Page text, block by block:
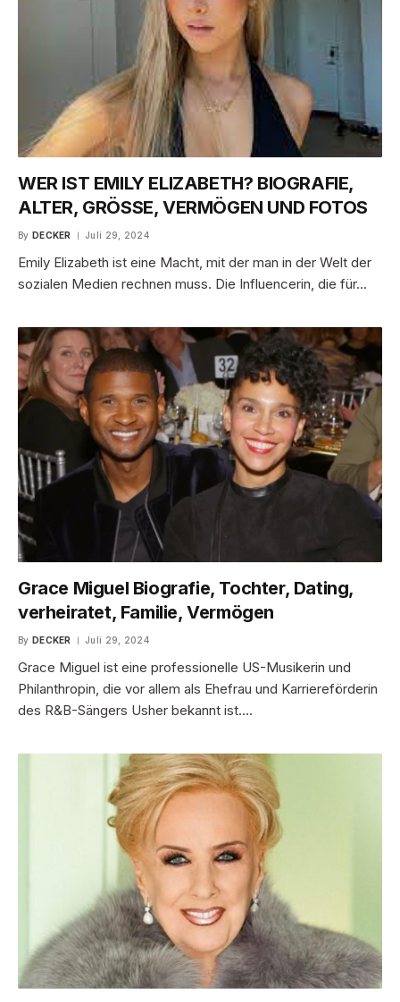
WER IST EMILY ELIZABETH? BIOGRAFIE,
ALTER, GRÖSSE, VERMÖGEN UND FOTOS
By DECKER Juli 29, 2024
Emily Elizabeth ist eine Macht, mit der man in der Welt der
sozialen Medien rechnen muss. Die Influencerin, die für…
Grace Miguel Biografie, Tochter, Dating,
verheiratet, Familie, Vermögen
By DECKER Juli 29, 2024
Grace Miguel ist eine professionelle US-Musikerin und
Philanthropin, die vor allem als Ehefrau und Karriereförderin
des R&B-Sängers Usher bekannt ist.…